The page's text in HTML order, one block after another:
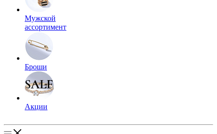
Мужской
ассортимент
Броши
Акции